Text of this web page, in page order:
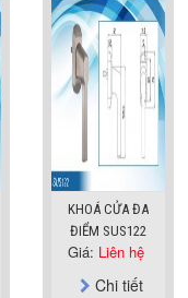
KHOÁ CỬA ĐA
ĐIỂM SUS122
Giá: Liên hệ
Chi tiết